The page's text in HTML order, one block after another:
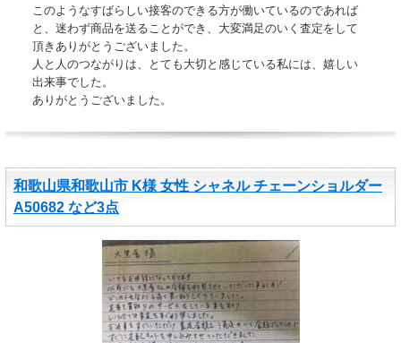
このようなすばらしい接客のできる方が働いているのであれば
と、迷わず商品を送ることができ、大変満足のいく査定をして
頂きありがとうございました。
人と人のつながりは、とても大切と感じている私には、嬉しい
出来事でした。
ありがとうございました。
和歌山県和歌山市 K様 女性 シャネル チェーンショルダー
A50682 など3点